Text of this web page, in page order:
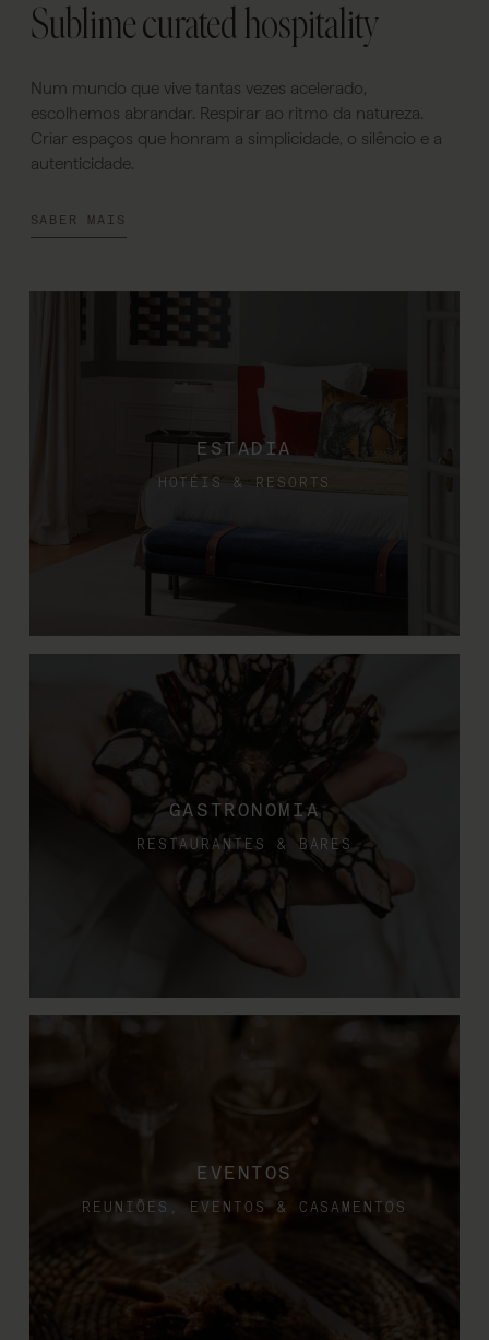
Sublime curated hospitality
Num mundo que vive tantas vezes acelerado,
escolhemos abrandar. Respirar ao ritmo da natureza.
Criar espaços que honram a simplicidade, o silêncio e a
autenticidade.
SABER MAIS
ESTADIA
HOTÉIS & RESORTS
GASTRONOMIA
RESTAURANTES & BARES
EVENTOS
REUNIÕES, EVENTOS & CASAMENTOS